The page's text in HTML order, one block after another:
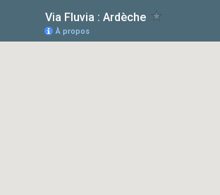
Via Fluvia : Ardèche
À propos